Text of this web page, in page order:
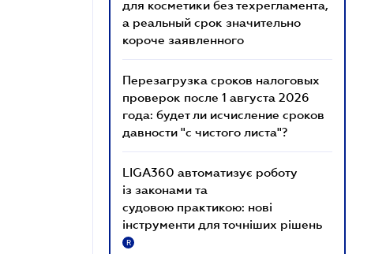
для косметики без техрегламента,
а реальный срок значительно
короче заявленного
Перезагрузка сроков налоговых
проверок после 1 августа 2026
года: будет ли исчисление сроков
давности "с чистого листа"?
LIGA360 автоматизує роботу
із законами та
судовою практикою: нові
інструменти для точніших рішень
R